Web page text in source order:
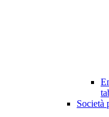
Società